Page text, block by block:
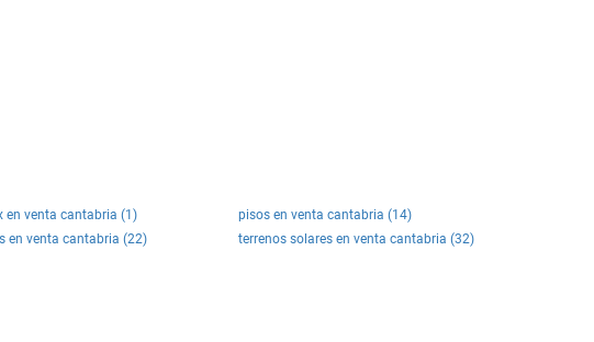
en venta cantabria (1)
pisos en venta cantabria (14)
en venta cantabria (22) terrenos solares en venta cantabria (32)